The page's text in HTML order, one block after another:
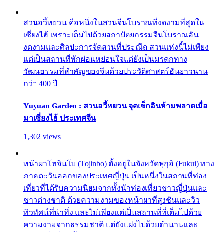
สวนอวี้หยวน คือหนึ่งในสวนจีนโบราณที่งดงามที่สุดใน
เซี่ยงไฮ้ เพราะเต็มไปด้วยสถาปัตยกรรมจีนโบราณอัน
งดงามและศิลปะการจัดสวนที่ประณีต สวนแห่งนี้ไม่เพียง
แต่เป็นสถานที่พักผ่อนหย่อนใจแต่ยังเป็นมรดกทาง
วัฒนธรรมที่สำคัญของจีนด้วยประวัติศาสตร์อันยาวนาน
กว่า 400 ปี
Yuyuan Garden : สวนอวี้หยวน จุดเช็กอินห้ามพลาดเมื่อ
มาเซี่ยงไฮ้ ประเทศจีน
1,302 views
หน้าผาโทจินโบ (Tojinbo) ตั้งอยู่ในจังหวัดฟุกุอิ (Fukui) ทาง
ภาคตะวันออกของประเทศญี่ปุ่น เป็นหนึ่งในสถานที่ท่อง
เที่ยวที่ได้รับความนิยมจากทั้งนักท่องเที่ยวชาวญี่ปุ่นและ
ชาวต่างชาติ ด้วยความงามของหน้าผาที่สูงชันและวิว
ทิวทัศน์ที่น่าทึ่ง และไม่เพียงแต่เป็นสถานที่ที่เต็มไปด้วย
ความงามจากธรรมชาติ แต่ยังแฝงไปด้วยตำนานและ